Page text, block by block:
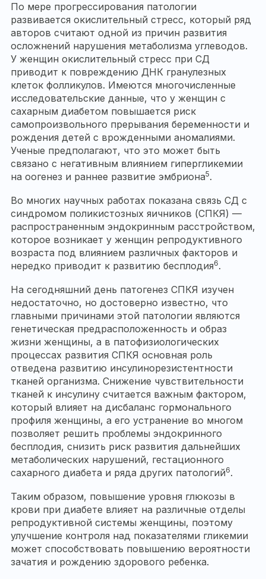
По мере прогрессирования патологии
развивается окислительный стресс, который ряд
авторов считают одной из причин развития
осложнений нарушения метаболизма углеводов.
У женщин окислительный стресс при СД
приводит к повреждению ДНК гранулезных
клеток фолликулов. Имеются многочисленные
исследовательские данные, что у женщин с
сахарным диабетом повышается риск
самопроизвольного прерывания беременности и
рождения детей с врожденными аномалиями.
Ученые предполагают, что это может быть
связано с негативным влиянием гипергликемии
на оогенез и раннее развитие эмбриона5.
Во многих научных работах показана связь СД с
синдромом поликистозных яичников (СПКЯ) —
распространенным эндокринным расстройством,
которое возникает у женщин репродуктивного
возраста под влиянием различных факторов и
нередко приводит к развитию бесплодия6.
На сегодняшний день патогенез СПКЯ изучен
недостаточно, но достоверно известно, что
главными причинами этой патологии являются
генетическая предрасположенность и образ
жизни женщины, а в патофизиологических
процессах развития СПКЯ основная роль
отведена развитию инсулинорезистентности
тканей организма. Снижение чувствительности
тканей к инсулину считается важным фактором,
который влияет на дисбаланс гормонального
профиля женщины, а его устранение во многом
позволяет решить проблемы эндокринного
бесплодия, снизить риск развития дальнейших
метаболических нарушений, гестационного
сахарного диабета и ряда других патологий6.
Таким образом, повышение уровня глюкозы в
крови при диабете влияет на различные отделы
репродуктивной системы женщины, поэтому
улучшение контроля над показателями гликемии
может способствовать повышению вероятности
зачатия и рождению здорового ребенка.